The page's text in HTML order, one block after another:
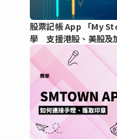
股票記帳 App 「My
學 支援港股、美股及